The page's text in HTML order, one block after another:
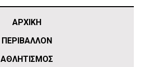
ΑΡΧΙΚΗ
ΠΕΡΙΒΑΛΛΟΝ
ΑΘΛΗΤΙΣΜΌΣ